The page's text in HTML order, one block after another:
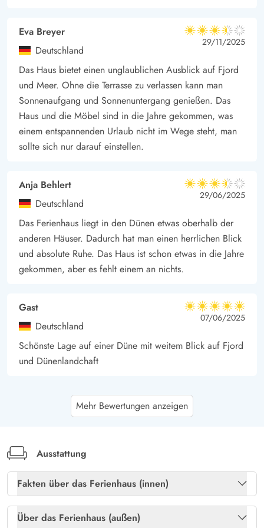
unternehmen.
Nur 400 m vom Meer entfernt könnt ihr der Nordsee auch mal
öfter einen Besuch abstatten und lange Spaziergänge
genießen, euch im kühlen Nass erfrischen oder Muscheln
sammeln.
Eva Breyer
Deutschland
3.5 von 5
3.5 von 5
3.5 out of 5
29/11/2025
Das Haus bietet einen unglaublichen Ausblick auf Fjord
und Meer. Ohne die Terrasse zu verlassen kann man
Sonnenaufgang und Sonnenuntergang genießen. Das
Haus und die Möbel sind in die Jahre gekommen, was
einem entspannenden Urlaub nicht im Wege steht, man
sollte sich nur darauf einstellen.
Anja Behlert
Deutschland
3.5 von 5
3.5 von 5
3.5 out of 5
29/06/2025
Das Ferienhaus liegt in den Dünen etwas oberhalb der
anderen Häuser. Dadurch hat man einen herrlichen Blick
und absolute Ruhe. Das Haus ist schon etwas in die Jahre
gekommen, aber es fehlt einem an nichts.
Gast
Deutschland
5 von 5
5 von 5
5 out of 5
07/06/2025
Schönste Lage auf einer Düne mit weitem Blick auf Fjord
und Dünenlandchaft
Deutschland
5 von 5
5 out of 5
Aussicht auf Fjord und Meer. Gemütliches,zwar etwas in
die Jahre gekommenen Haus,aber mit allem,was zum
Wohlfühlen gehört.
Andreas Michaelsen
Mehr Bewertungen anzeigen
Ausstattung
Fakten über das Ferienhaus (innen)
Freies Glasfasernetz
Ja
Über das Ferienhaus (außen)